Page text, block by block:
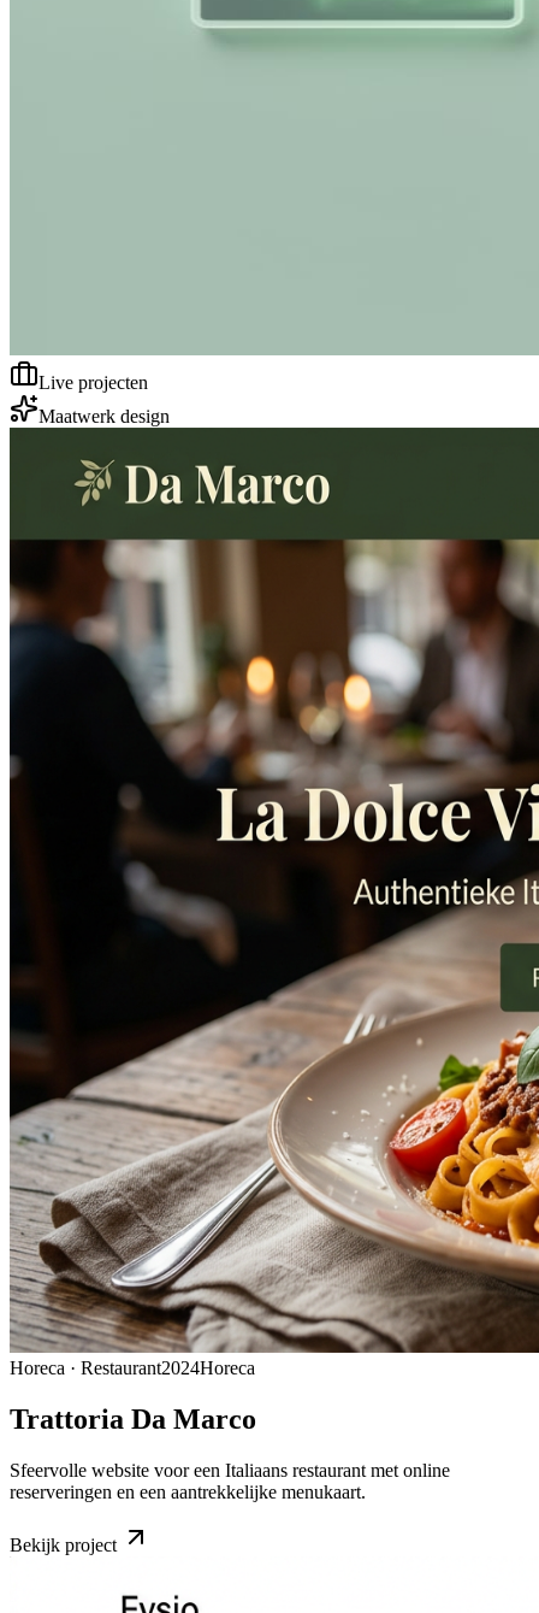
Live projecten
Maatwerk design
Horeca · Restaurant2024Horeca
Trattoria Da Marco
Sfeervolle website voor een Italiaans restaurant met online
reserveringen en een aantrekkelijke menukaart.
Bekijk project